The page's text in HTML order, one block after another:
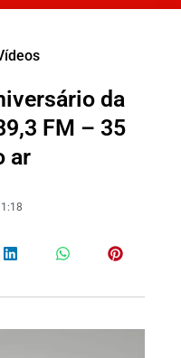
da
FM – 35
ar